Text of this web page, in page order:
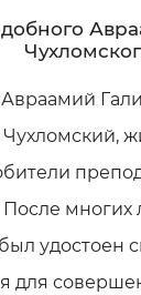
многих
удостоен
для